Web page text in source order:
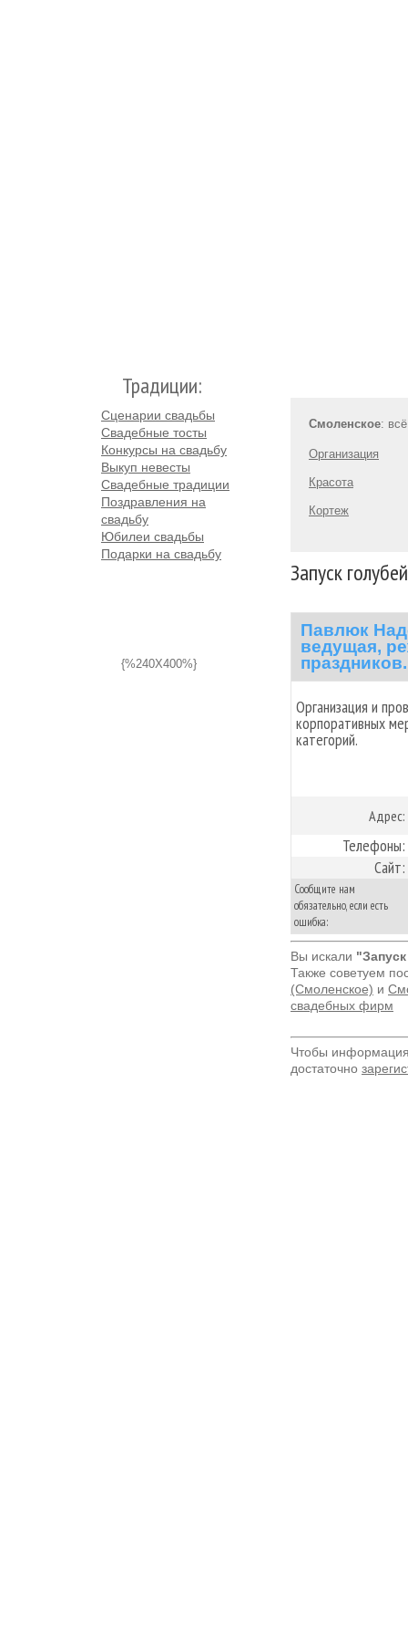
Традиции:
Сценарии свадьбы
Свадебные тосты
Конкурсы на свадьбу
Выкуп невесты
Свадебные традиции
Поздравления на
свадьбу
Юбилеи свадьбы
Подарки на свадьбу
{%240X400%}
Смоленское:
Организация
Красота
Кортеж
Запуск
Павлюк
ведущая,
праздников.
Организация и
корпоративных
категорий.
Адрес:
Телефоны:
Сайт:
Сообщите нам
обязательно, если есть
ошибка:
Вы искали
Также советуем
(Смоленское) и
свадебных фирм
Чтобы
достаточно